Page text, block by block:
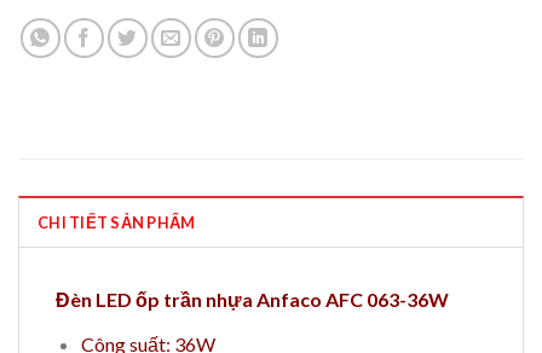
CHI TIẾT SẢN PHẨM
Đèn LED ốp trần nhựa Anfaco AFC 063-36W
Công suất: 36W